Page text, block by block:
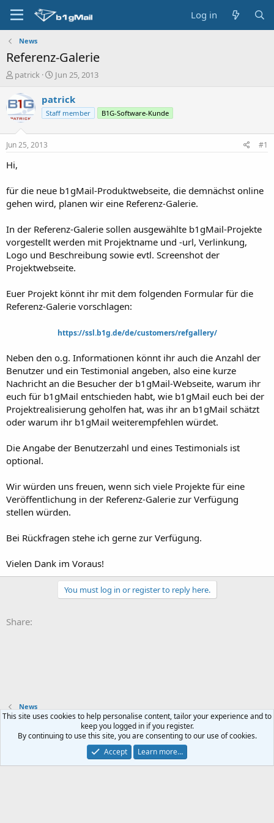
Log in
News
Referenz-Galerie
T
r
e
a
t
a
r
e
r
patrick
S
a
r
t
Jun 25, 2013
patrick
Staff member B1G-Software-Kunde
Jun 25, 2013 #1
Hi,
für die neue b1gMail-Produktwebseite, die demnächst online
gehen wird, planen wir eine Referenz-Galerie.
In der Referenz-Galerie sollen ausgewählte b1gMail-Projekte
vorgestellt werden mit Projektname und -url, Verlinkung,
Logo und Beschreibung sowie evtl. Screenshot der
Projektwebseite.
Euer Projekt könnt ihr mit dem folgenden Formular für die
Referenz-Galerie vorschlagen:
https://ssl.b1g.de/de/customers/refgallery/
Neben den o.g. Informationen könnt ihr auch die Anzahl der
Benutzer und ein Testimonial angeben, also eine kurze
Nachricht an die Besucher der b1gMail-Webseite, warum ihr
euch für b1gMail entschieden habt, wie b1gMail euch bei der
Projektrealisierung geholfen hat, was ihr an b1gMail schätzt
oder warum ihr b1gMail weiterempfehlen würdet.
Die Angabe der Benutzerzahl und eines Testimonials ist
optional.
Wir würden uns freuen, wenn sich viele Projekte für eine
Veröffentlichung in der Referenz-Galerie zur Verfügung
stellen würden.
Bei Rückfragen stehe ich gerne zur Verfügung.
Vielen Dank im Voraus!
You must log in or register to reply here.
Share:
News
Contact us Terms and rules Privacy policy Help Home
R
S
Community platform by XenForo® © 2010-2024 XenForo Ltd.
This site uses cookies to help personalise content, tailor your experience and to
keep you logged in if you register.
By continuing to use this site, you are consenting to our use of cookies.
Accept
Learn more…